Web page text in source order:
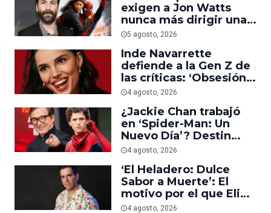
exigen a Jon Watts
nunca más dirigir una
película del personaje
5 agosto, 2026
Inde Navarrette
defiende a la Gen Z de
las críticas: ‘Obsesión
es prueba de que los
4 agosto, 2026
¿Jackie Chan trabajó
en ‘Spider-Man: Un
Nuevo Día’? Destin
Daniel Cretton aclara el
4 agosto, 2026
‘El Heladero: Dulce
Sabor a Muerte’: El
motivo por el que Eli
Roth se hartó de los
4 agosto, 2026